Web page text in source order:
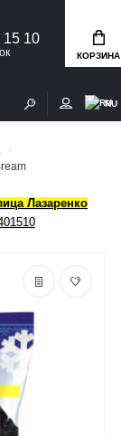
15 10
КОРЗИНА
RU
Лазаренко